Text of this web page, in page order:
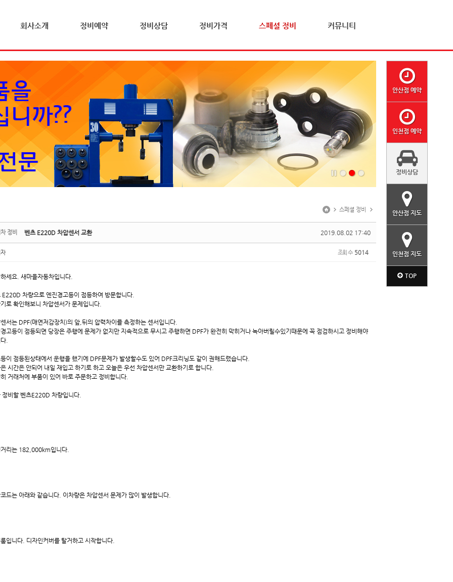
회사소개 정비예약 정비상담 정비가격 스페셜 정비 커뮤니티
스페셜 정비
정비 2019.08.02 17:40
벤츠 E220D 차압센서 교환
조회 수 5014
세요. 새마을자동차입니다.
E220D 차량으로 엔진경고등이 점등하여 방문합니다.
로 확인해보니 차압센서가 문제입니다.
서는 DPF(매연저감장치)의 앞,뒤의 압력차이를 측정하는 센서입니다.
고등이 점등되면 당장은 주행에 문제가 없지만 지속적으로 무시고 주행하면 DPF가 완전히 막히거나 녹아버릴수있기때문에 꼭 점검하시고 정비해야
.
이 점등된상태에서 운행을 했기에 DPF문제가 발생할수도 있어 DPF크리닝도 같이 권해드렸습니다.
시간은 안되어 내일 재입고 하기로 하고 오늘은 우선 차압센서만 교환하기로 합니다.
거래처에 부품이 있어 바로 주문하고 정비합니다.
정비할 벤츠E220D 차량입니다.
리는 182,000km입니다.
드는 아래와 같습니다. 이차량은 차압센서 문제가 많이 발생합니다.
입니다. 디자인커버를 탈거하고 시작합니다.
안산점 예약
인천점 예약
정비상담
안산점 지도
인천점 지도
TOP